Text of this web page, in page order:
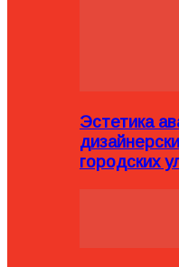
Эстетика
городских